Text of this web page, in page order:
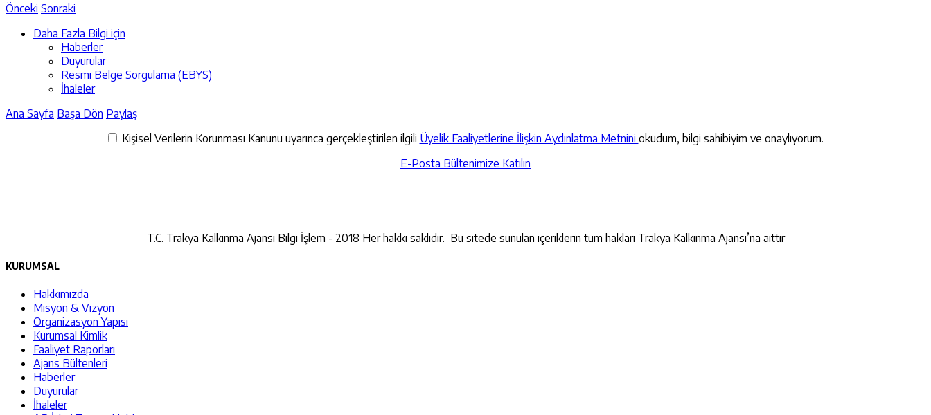
Önceki Sonraki
Daha Fazla Bilgi için
Haberler
Duyurular
Resmi Belge Sorgulama (EBYS)
İhaleler
Ana Sayfa Başa Dön Paylaş
Kişisel Verilerin Korunması Kanunu uyarınca gerçekleştirilen ilgili Üyelik Faaliyetlerine İlişkin Aydınlatma Metnini okudum, bilgi sahibiyim ve onaylıyorum.
E-Posta Bültenimize Katılın
T.C. Trakya Kalkınma Ajansı Bilgi İşlem - 2018 Her hakkı saklıdır. Bu sitede sunulan içeriklerin tüm hakları Trakya Kalkınma Ajansı’na aittir
KURUMSAL
Hakkımızda
Misyon & Vizyon
Organizasyon Yapısı
Kurumsal Kimlik
Faaliyet Raporları
Ajans Bültenleri
Haberler
Duyurular
İhaleler